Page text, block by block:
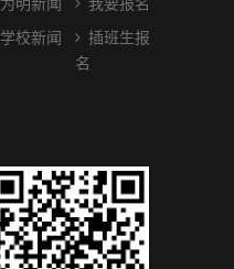
学校新闻
插班生报
名